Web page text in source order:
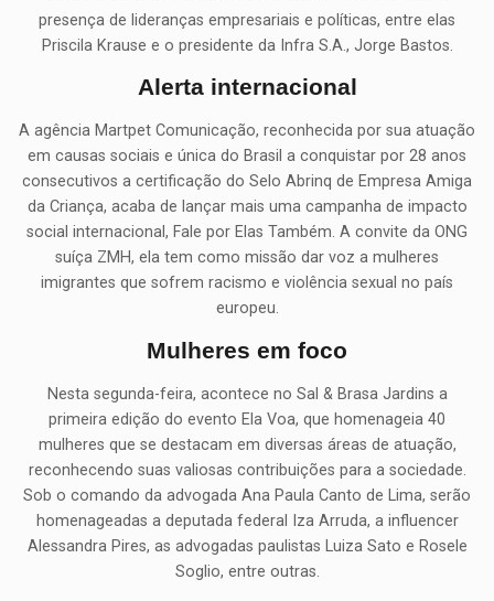
presença de lideranças empresariais e políticas, entre elas
Priscila Krause e o presidente da Infra S.A., Jorge Bastos.
Alerta internacional
A agência Martpet Comunicação, reconhecida por sua atuação
em causas sociais e única do Brasil a conquistar por 28 anos
consecutivos a certificação do Selo Abrinq de Empresa Amiga
da Criança, acaba de lançar mais uma campanha de impacto
social internacional, Fale por Elas Também. A convite da ONG
suíça ZMH, ela tem como missão dar voz a mulheres
imigrantes que sofrem racismo e violência sexual no país
europeu.
Mulheres em foco
Nesta segunda-feira, acontece no Sal & Brasa Jardins a
primeira edição do evento Ela Voa, que homenageia 40
mulheres que se destacam em diversas áreas de atuação,
reconhecendo suas valiosas contribuições para a sociedade.
Sob o comando da advogada Ana Paula Canto de Lima, serão
homenageadas a deputada federal Iza Arruda, a influencer
Alessandra Pires, as advogadas paulistas Luiza Sato e Rosele
Soglio, entre outras.